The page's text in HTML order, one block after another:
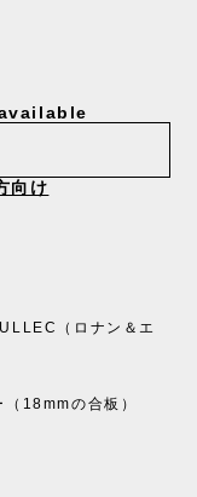
向け
（ロナン＆エ
18mmの合板）